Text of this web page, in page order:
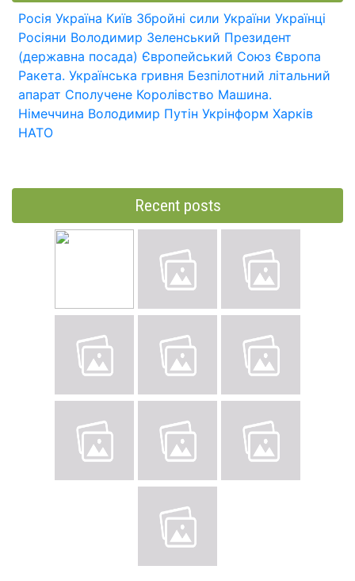
Росія Україна Київ Збройні сили України Українці
Росіяни Володимир Зеленський Президент
(державна посада) Європейський Союз Європа
Ракета. Українська гривня Безпілотний літальний
апарат Сполучене Королівство Машина.
Німеччина Володимир Путін Укрінформ Харків
НАТО
Recent posts